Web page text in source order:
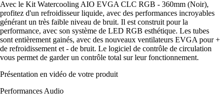
Avec le Kit Watercooling AIO EVGA CLC RGB - 360mm (Noir),
profitez d'un refroidisseur liquide, avec des performances incroyables
générant un très faible niveau de bruit. Il est construit pour la
performance, avec son système de LED RGB esthétique. Les tubes
sont entièrement gainés, avec des nouveaux ventilateurs EVGA pour +
de refroidissement et - de bruit. Le logiciel de contrôle de circulation
vous permet de garder un contrôle total sur leur fonctionnement.
Présentation en vidéo de votre produit
Performances Audio